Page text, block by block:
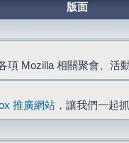
版面
項 Mozilla 相關聚會、活
推廣網站 ，讓我們一起